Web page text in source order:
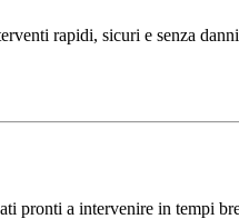
rapidi, sicuri e senza
pronti a intervenire in tempi